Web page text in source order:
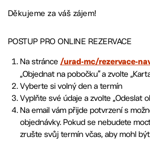
Děkujeme za váš zájem!
POSTUP PRO ONLINE REZERVACE
Na stránce /urad-mc/rezervace-
„Objednat na pobočku“ a zvolte
Vyberte si volný den a termín
Vyplňte své údaje a zvolte „Odeslat
Na email vám přijde potvrzení s
objednávky. Pokud se nebudete
zrušte svůj termín včas, aby mohl